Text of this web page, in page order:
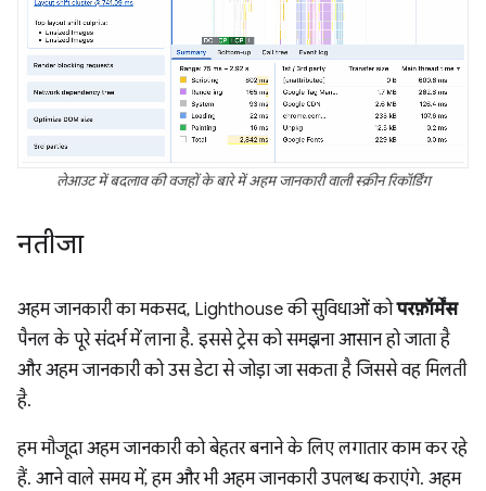
लेआउट में बदलाव की वजहों के बारे में अहम जानकारी वाली स्क्रीन रिकॉर्डिंग
नतीजा
अहम जानकारी का मकसद, Lighthouse की सुविधाओं कोपरफ़ॉर्मेंस
पैनल के पूरे संदर्भ में लाना है. इससे ट्रेस को समझना आसान हो जाता है
और अहम जानकारी को उस डेटा से जोड़ा जा सकता है जिससे वह मिलती
है.
हम मौजूदा अहम जानकारी को बेहतर बनाने के लिए लगातार काम कर रहे
हैं. आने वाले समय में, हम और भी अहम जानकारी उपलब्ध कराएंगे. अहम